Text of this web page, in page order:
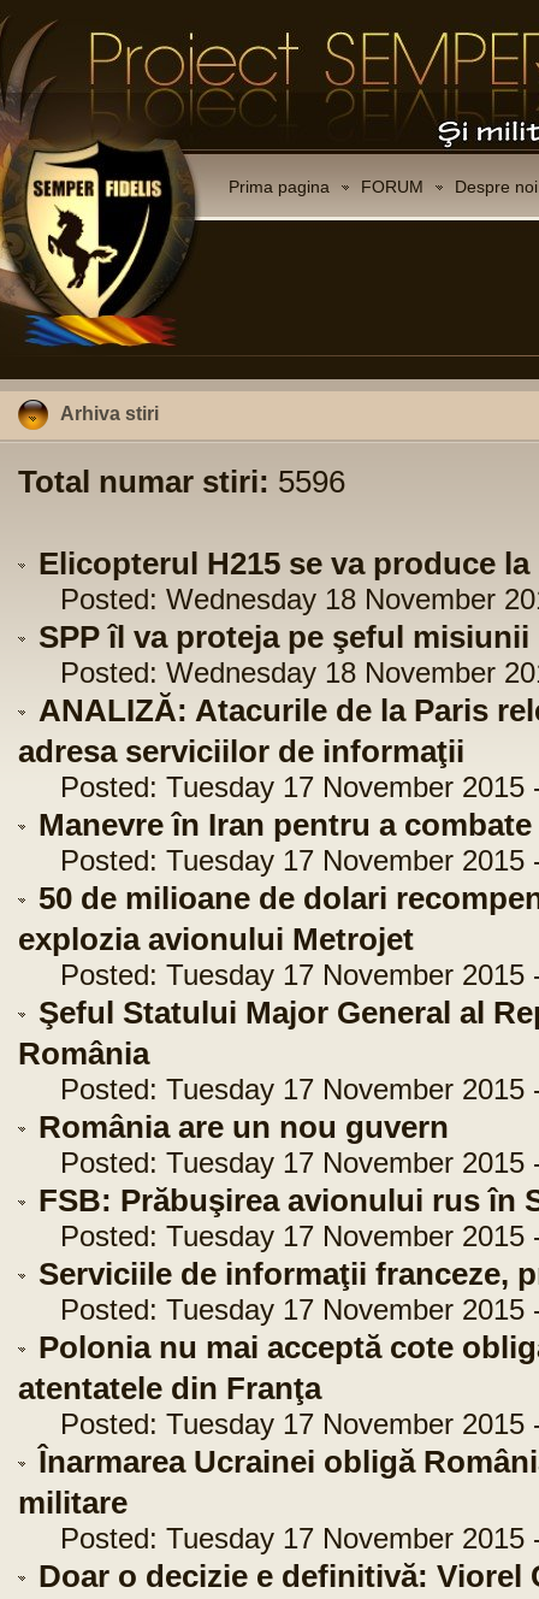
Prima pagina FORUM Despre noi
Arhiva stiri
Total numar stiri: 5596
Elicopterul H215 se va produce
Posted: Wednesday 18 November
SPP îl va proteja pe şeful
Posted: Wednesday 18 November
ANALIZĂ: Atacurile de la Paris
adresa serviciilor de informaţii
Posted: Tuesday 17 November 2015
Manevre în Iran pentru a
Posted: Tuesday 17 November 2015
50 de milioane de dolari
explozia avionului Metrojet
Posted: Tuesday 17 November 2015
Şeful Statului Major General al
România
Posted: Tuesday 17 November 2015
România are un nou guvern
Posted: Tuesday 17 November 2015
FSB: Prăbuşirea avionului rus în
Posted: Tuesday 17 November 2015
Serviciile de informaţii franceze,
Posted: Tuesday 17 November 2015
Polonia nu mai acceptă cote
atentatele din Franţa
Posted: Tuesday 17 November 2015
Înarmarea Ucrainei obligă
militare
Posted: Tuesday 17 November 2015
Doar o decizie e definitivă: Viorel